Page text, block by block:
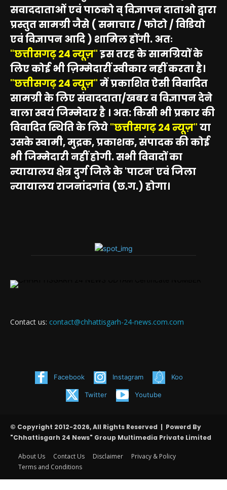
सवाददाताओं एवं पाठको व् विज्ञापन दाताओ द्वारा
प्रस्तुत सामग्री जैसे ( समाचार / फोटो / विडियो
एवं विज्ञापन आदि ) शामिल होंगी. अतः
"छत्तीसगढ़ 24 न्यूज़"इस तरह के सामग्रियों के
लिए कोई भी ज़िम्मेदारीं स्वीकार नहीं करता है।
"छत्तीसगढ़ 24 न्यूज़"में प्रकाशित ऐसी विवादित
सामग्री के लिए संवाददाता/खबर व विज्ञापन देने
वाला स्वयं जिम्मेदार है । अत: किसी भी प्रकार की
विवादित स्थिति के लिये"छत्तीसगढ़ 24 न्यूज़"या
उसके स्वामी, मुद्रक, प्रकाशक, संपादक की कोई
भी जिम्मेदारी नहीं होगी. सभी विवादों का
न्यायालय क्षेत्र दुर्ग जिले के 'पाटन' एवं जिला
न्यायालय राजनांदगांव (छ.ग.) होगा।
Contact us: contact@chhattisgarh-24-news.com.com
Facebook Instagram Koo
Twitter Youtube
© Copyright 2012-2026, All Rights Reserved | Powerd By
"Chhattisgarh 24 News" Group Multimedia Private Limited
About Us Contact Us Disclaimer
Privacy & Policy
Terms and Conditions